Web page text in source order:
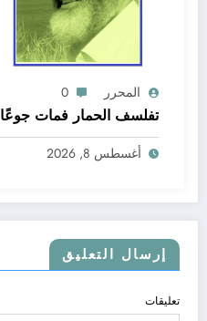
المحرر 0
تفلسف الحمار فمات جوعًا
أغسطس 8, 2026
إرسال التعليق
تعليقات